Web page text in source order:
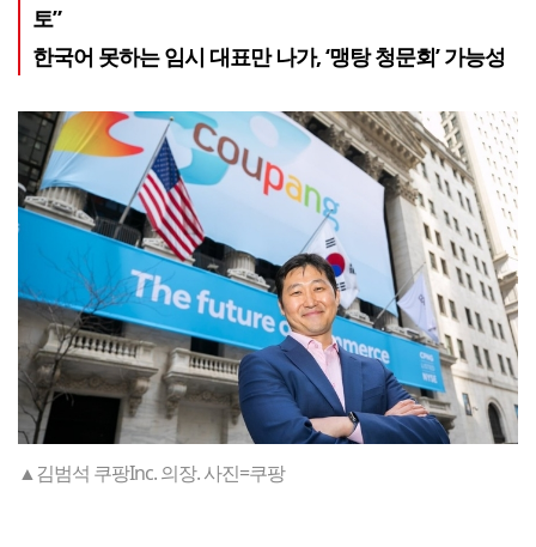
토”
한국어 못하는 임시 대표만 나가, ‘맹탕 청문회’ 가능성
▲김범석 쿠팡Inc. 의장. 사진=쿠팡